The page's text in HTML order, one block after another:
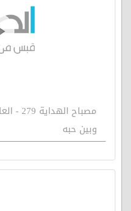
مصباح
وبين حبه